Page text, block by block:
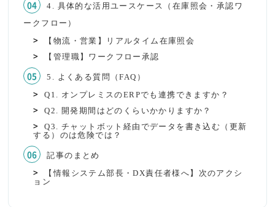
4. 具体的な活用ユースケース（在庫照会・承認ワ
ークフロー）
【物流・営業】リアルタイム在庫照会
【管理職】ワークフロー承認
5. よくある質問（FAQ）
Q1. オンプレミスのERPでも連携できますか？
Q2. 開発期間はどのくらいかかりますか？
Q3. チャットボット経由でデータを書き込む（更新
する）のは危険では？
記事のまとめ
【情報システム部長・DX責任者様へ】次のアクシ
ョン